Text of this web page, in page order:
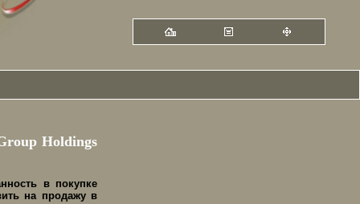
Holdings
в покупке
на продажу в